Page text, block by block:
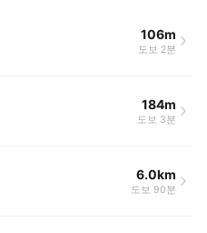
106m
도보 2분
184m
도보 3분
6.0km
도보 90분